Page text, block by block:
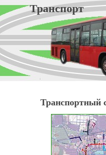
Транспортный